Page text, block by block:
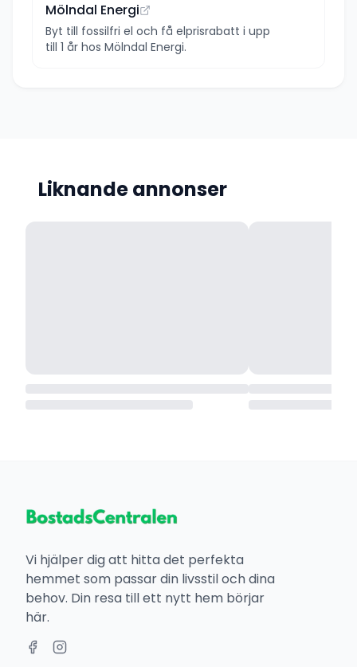
Mölndal Energi
Byt till fossilfri el och få elprisrabatt i upp
till 1 år hos Mölndal Energi.
Liknande annonser
Vi hjälper dig att hitta det perfekta
hemmet som passar din livsstil och dina
behov. Din resa till ett nytt hem börjar
här.